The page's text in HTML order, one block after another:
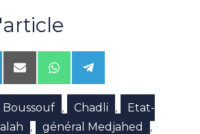
Share
on
Email
Share
on
WhatsApp
Share
on
Telegram
, Chadli ,
Etat-
, général Medjahed ,